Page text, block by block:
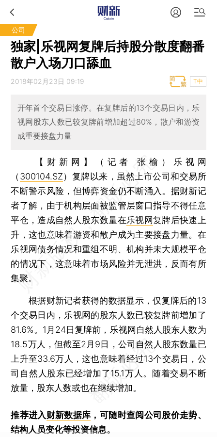
公司
独家|乐视网复牌后持股分散度翻番
散户入场刀口舔血
2018年02月23日 09:19 T中
开年首个交易日涨停。在复牌后的13个交易日内，乐
视网股东人数已较复牌前增加超过80%，散户和游资
成重要接盘力量
【财新网】（记者 张榆）
乐视网
（ 300104.SZ）复牌以来，虽然上市公司和交易所
不断警示风险，但博弈资金仍不断涌入。据财新记
者了解，由于机构层面被监管层窗口指导不得任意
平仓，造成自然人股东数量在乐视网复牌后快速上
升，这也意味着游资和散户成为主要接盘力量。在
乐视网债务情况和重组不明、机构并未大规模平仓
的情况下，这意味着市场风险并无泄洪，反而有所
集聚。
根据财新记者获得的数据显示，仅复牌后的13
个交易日内，乐视网的股东人数已较复牌前增加了
81.6%。1月24日复牌前，乐视网自然人股东人数为
18.5万人，但截至2月9日，公司自然人股东数量已
上升至33.6万人，这也意味着经过13个交易日，公
司自然人股东已经增加了15.1万人。随着交易不断
放量，股东人数或也在继续增加。
推荐进入财新数据库 ，可随时查阅公司股价走势、
结构人员变化等投资信息。